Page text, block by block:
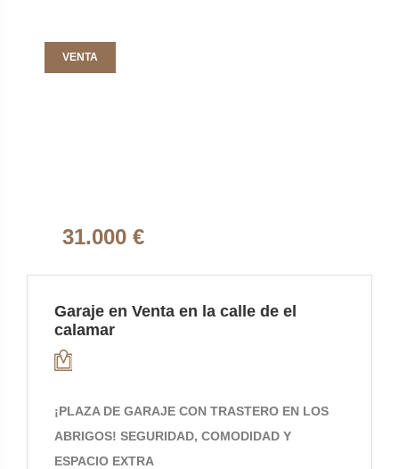
VENTA
31.000 €
Garaje en Venta en la calle de el
calamar
¡PLAZA DE GARAJE CON TRASTERO EN LOS
ABRIGOS! SEGURIDAD, COMODIDAD Y
ESPACIO EXTRA